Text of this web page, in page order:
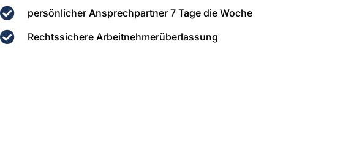
persönlicher Ansprechpartner 7 Tage die Woche
Rechtssichere Arbeitnehmerüberlassung